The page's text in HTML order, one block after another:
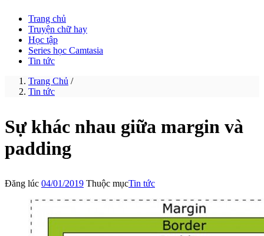
Trang chủ
Truyện chữ hay
Học tập
Series học Camtasia
Tin tức
Trang Chủ /
Tin tức
Sự khác nhau giữa margin và
padding
Đăng lúc 04/01/2019 Thuộc mụcTin tức